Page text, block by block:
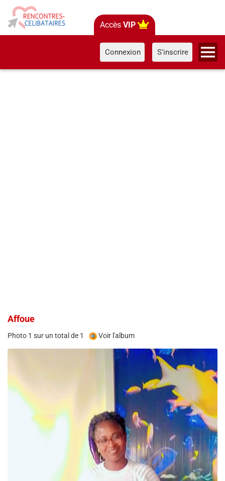
Accès VIP
Connexion S'inscrire
Affoue
Photo 1 sur un total de 1 Voir l'album